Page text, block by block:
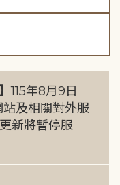
115年8月9日
站及相關對外服
新將暫停服